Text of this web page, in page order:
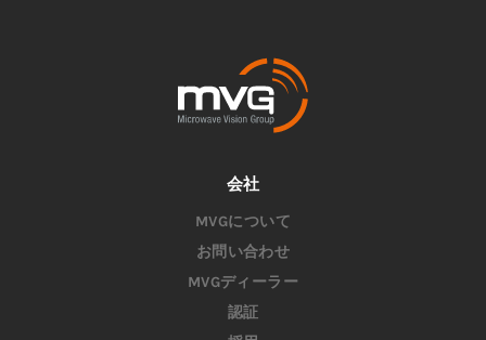
会社
MVGについて
お問い合わせ
MVGディーラー
認証